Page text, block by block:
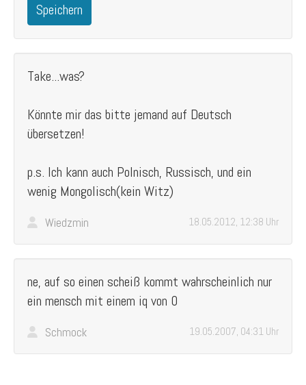
Speichern
Take...was?
Könnte mir das bitte jemand auf Deutsch
übersetzen!
p.s. Ich kann auch Polnisch, Russisch, und ein
wenig Mongolisch(kein Witz)
Wiedzmin 18.05.2012, 12:38 Uhr
ne, auf so einen scheiß kommt wahrscheinlich nur
ein mensch mit einem iq von 0
Schmock 19.05.2007, 04:31 Uhr